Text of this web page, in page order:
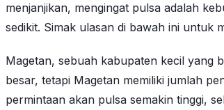
menjanjikan, mengingat pulsa adalah
sedikit. Simak ulasan di bawah ini untuk
Magetan, sebuah kabupaten kecil yang
besar, tetapi Magetan memiliki jumlah
permintaan akan pulsa semakin tinggi,